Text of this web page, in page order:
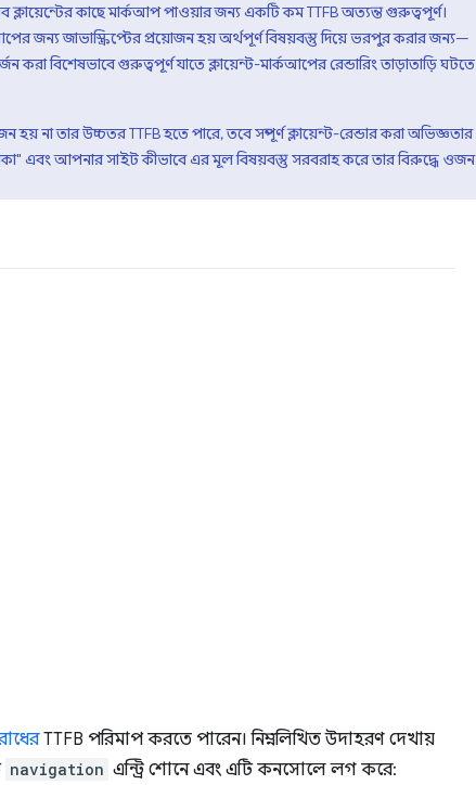
ক্লায়েন্টের কাছে মার্কআপ পাওয়ার জন্য একটি কম TTFB অত্যন্ত গুরুত্বপূর্ণ।
জন্য জাভাস্ক্রিপ্টের প্রয়োজন হয় অর্থপূর্ণ বিষয়বস্তু দিয়ে ভরপুর করার জন্য—
করা বিশেষভাবে গুরুত্বপূর্ণ যাতে ক্লায়েন্ট-মার্কআপের রেন্ডারিং তাড়াতাড়ি ঘটতে
না তার উচ্চতর TTFB হতে পারে, তবে সম্পূর্ণ ক্লায়েন্ট-রেন্ডার করা অভিজ্ঞতার
এবং আপনার সাইট কীভাবে এর মূল বিষয়বস্তু সরবরাহ করে তার বিরুদ্ধে ওজন
TTFB পরিমাপ করতে পারেন। নিম্নলিখিত উদাহরণ দেখায়
navigation এন্ট্রি শোনে এবং এটি কনসোলে লগ করে: